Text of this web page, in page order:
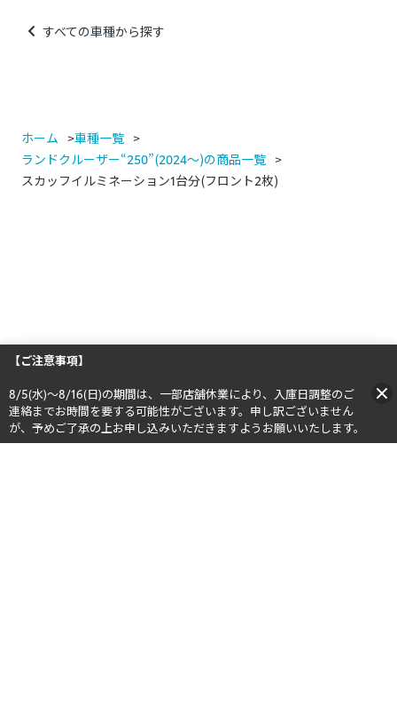
すべての車種から探す
ホーム
車種一覧
ランドクルーザー“250”(2024～)の商品一覧
スカッフイルミネーション1台分(フロント2枚)
【ご注意事項】
8/5(水)～8/16(日)の期間は、一部店舗休業により、入庫日調整のご
連絡までお時間を要する可能性がございます。申し訳ございません
が、予めご了承の上お申し込みいただきますようお願いいたします。​​